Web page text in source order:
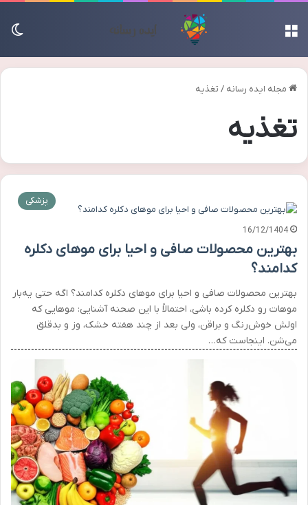
مجله ایده رسانه / تغذیه
تغذیه
پزشکی
16/12/1404
بهترین محصولات صافی و احیا برای موهای دکلره‌
کدامند؟
بهترین محصولات صافی و احیا برای موهای دکلره‌ کدامند؟ اگه حتی یه‌بار
موهات رو دکلره کرده باشی، احتمالاً با این صحنه آشنایی: موهایی که
اولش خوش‌رنگ و براقن، ولی بعد از چند هفته خشک، وز و بدقلق
می‌شن. اینجاست که…